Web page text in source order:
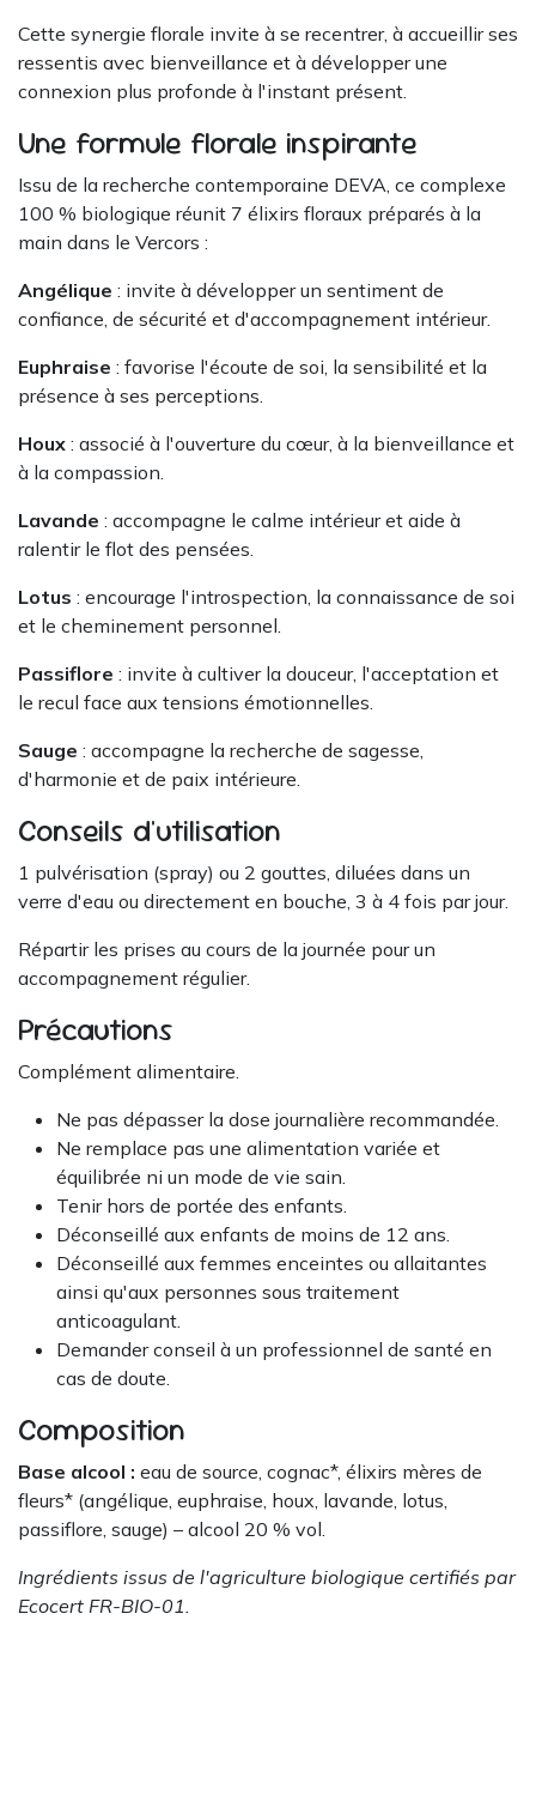
Cette synergie florale invite à se recentrer, à accueillir ses
ressentis avec bienveillance et à développer une
connexion plus profonde à l'instant présent.
Une formule florale inspirante
Issu de la recherche contemporaine DEVA, ce complexe
100 % biologique réunit 7 élixirs floraux préparés à la
main dans le Vercors :
Angélique : invite à développer un sentiment de
confiance, de sécurité et d'accompagnement intérieur.
Euphraise : favorise l'écoute de soi, la sensibilité et la
présence à ses perceptions.
Houx : associé à l'ouverture du cœur, à la bienveillance et
à la compassion.
Lavande : accompagne le calme intérieur et aide à
ralentir le flot des pensées.
Lotus : encourage l'introspection, la connaissance de soi
et le cheminement personnel.
Passiflore : invite à cultiver la douceur, l'acceptation et
le recul face aux tensions émotionnelles.
Sauge : accompagne la recherche de sagesse,
d'harmonie et de paix intérieure.
Conseils d'utilisation
1 pulvérisation (spray) ou 2 gouttes, diluées dans un
verre d'eau ou directement en bouche, 3 à 4 fois par jour.
Répartir les prises au cours de la journée pour un
accompagnement régulier.
Précautions
Complément alimentaire.
Ne pas dépasser la dose journalière recommandée.
Ne remplace pas une alimentation variée et
équilibrée ni un mode de vie sain.
Tenir hors de portée des enfants.
Déconseillé aux enfants de moins de 12 ans.
Déconseillé aux femmes enceintes ou allaitantes
ainsi qu'aux personnes sous traitement
anticoagulant.
Demander conseil à un professionnel de santé en
cas de doute.
Composition
Base alcool : eau de source, cognac*, élixirs mères de
fleurs* (angélique, euphraise, houx, lavande, lotus,
passiflore, sauge) – alcool 20 % vol.
Ingrédients issus de l'agriculture biologique certifiés par
Ecocert FR-BIO-01.